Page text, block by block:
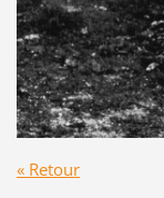
« Retour